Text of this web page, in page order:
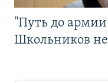
"Путь до
Школьников не